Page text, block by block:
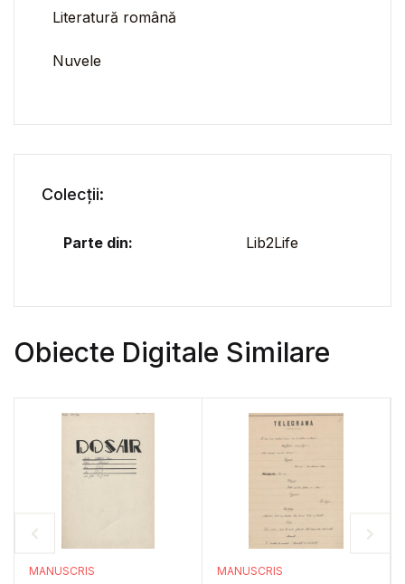
Literatură română
Nuvele
Colecții:
Parte din: Lib2Life
Obiecte Digitale Similare
MANUSCRIS MANUSCRIS